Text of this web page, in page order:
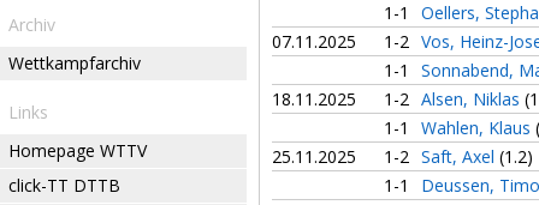
Archiv
Wettkampfarchiv
Links
Homepage WTTV
click-TT DTTB
1-1
Oellers,
07.11.2025
1-2 Vos, Heinz-
1-1
Sonnabend,
18.11.2025
1-2 Alsen, Niklas
1-1
Wahlen, Klaus
25.11.2025
1-2 Saft, Axel (1.2)
1-1
Deussen,